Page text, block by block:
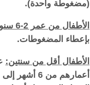
(مضغوطة واحدة).
الأطفال من عمر 2-6 سنوات:
بإعطاء المضغوطات.
الأطفال أقل من سنتين: